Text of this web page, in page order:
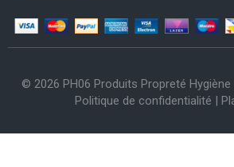
© 2026 PH06 Produits Propreté Hygiène
Politique de confidentialité |